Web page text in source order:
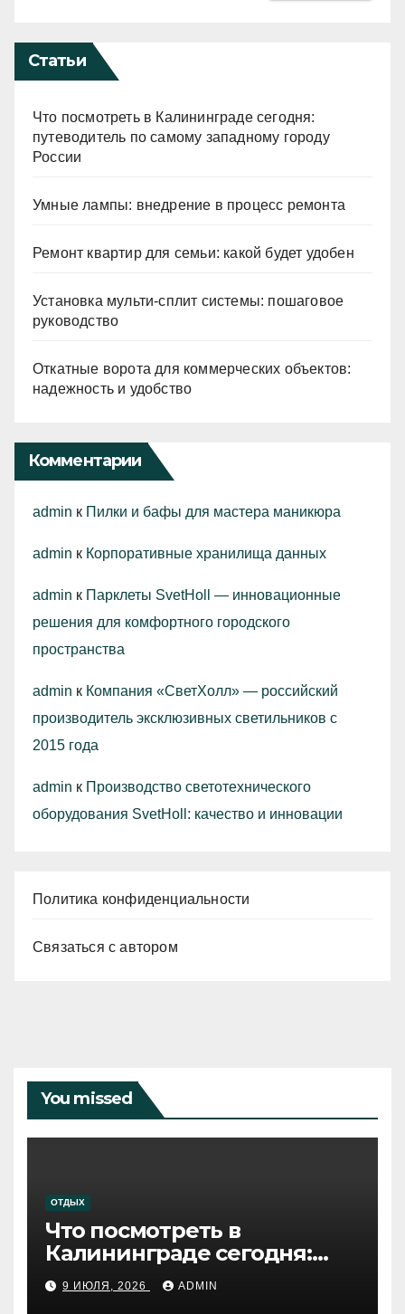
Статьи
Что посмотреть в Калининграде сегодня:
путеводитель по самому западному городу
России
Умные лампы: внедрение в процесс ремонта
Ремонт квартир для семьи: какой будет удобен
Установка мульти-сплит системы: пошаговое
руководство
Откатные ворота для коммерческих объектов:
надежность и удобство
Комментарии
admin к Пилки и бафы для мастера маникюра
admin к Корпоративные хранилища данных
admin к Парклеты SvetHoll — инновационные
решения для комфортного городского
пространства
admin к Компания «СветХолл» — российский
производитель эксклюзивных светильников с
2015 года
admin к Производство светотехнического
оборудования SvetHoll: качество и инновации
Политика конфиденциальности
Связаться с автором
You missed
ОТДЫХ
Что посмотреть в
Калининграде сегодня:
путеводитель по самому
западному городу России
9 ИЮЛЯ, 2026 ADMIN